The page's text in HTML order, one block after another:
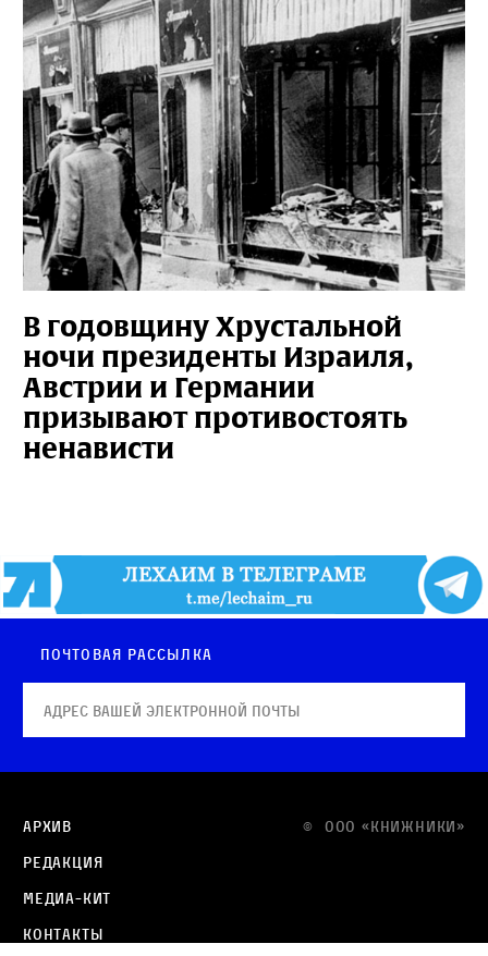
В годовщину Хрустальной
ночи президенты Израиля,
Австрии и Германии
призывают противостоять
ненависти
Почтовая рассылка
© OOO «КНИЖНИКИ»
Архив
Редакция
Медиа-кит
Контакты